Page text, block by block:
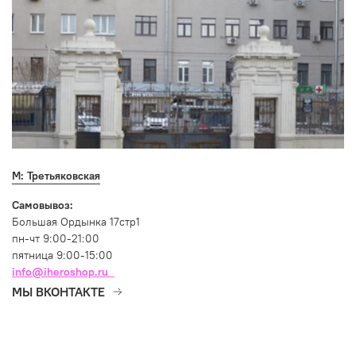
М: Третьяковская
Самовывоз:
Большая Ордынка 17стр1
пн-чт 9:00-21:00
пятница 9:00-15:00
info@iheroshop.ru
МЫ ВКОНТАКТЕ